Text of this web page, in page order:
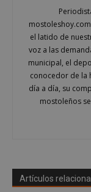
el latido de
voz a las
municipal, el
conocedor de la
día a día, su
mostoleños
Artículos
Las
inicio de
El sitio
las
Nombre
__cf_bm